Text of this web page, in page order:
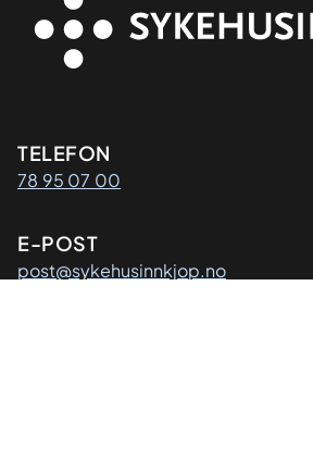
Kontaktinformasjon
TELEFON
78 95 07 00
E-POST
post@sykehusinnkjop.no